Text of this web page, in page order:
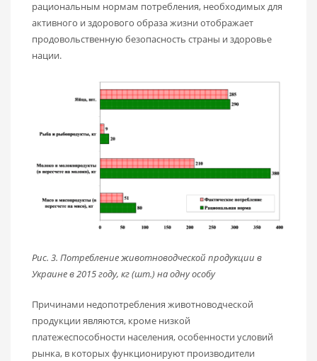
рациональным нормам потребления, необходимых для
активного и здорового образа жизни отображает
продовольственную безопасность страны и здоровье
нации.
Рис. 3. Потребление животноводческой продукции в
Украине в 2015 году, кг (шт.) на одну особу
Причинами недопотребления животноводческой
продукции являются, кроме низкой
платежеспособности населения, особенности условий
рынка, в которых функционируют производители